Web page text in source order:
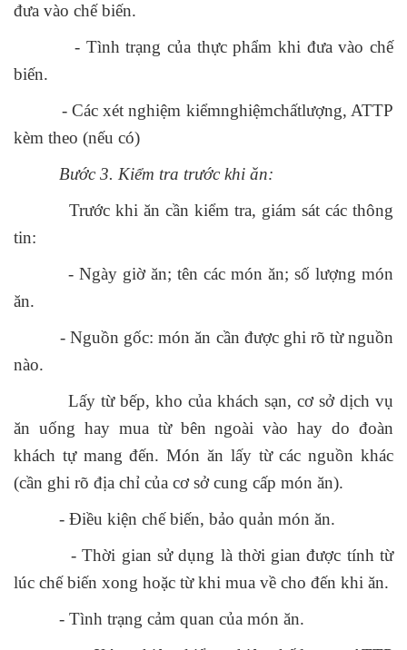
đưa vào chế biến.
- Tình trạng của thực phẩm khi đưa vào chế
biến.
- Các xét nghiệm kiểmnghiệmchấtlượng, ATTP
kèm theo (nếu có)
Bước 3. Kiểm tra trước khi ăn:
Trước khi ăn cần kiểm tra, giám sát các thông
tin:
- Ngày giờ ăn; tên các món ăn; số lượng món
ăn.
- Nguồn gốc: món ăn cần được ghi rõ từ nguồn
nào.
Lấy từ bếp, kho của khách sạn, cơ sở dịch vụ
ăn uống hay mua từ bên ngoài vào hay do đoàn
khách tự mang đến. Món ăn lấy từ các nguồn khác
(cần ghi rõ địa chỉ của cơ sở cung cấp món ăn).
- Điều kiện chế biến, bảo quản món ăn.
- Thời gian sử dụng là thời gian được tính từ
lúc chế biến xong hoặc từ khi mua về cho đến khi ăn.
- Tình trạng cảm quan của món ăn.